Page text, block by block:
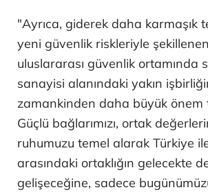
"Ayrıca, giderek daha karmaşık
yeni güvenlik riskleriyle
uluslararası güvenlik ortamında
sanayisi alanındaki yakın
zamankinden daha büyük önem
Güçlü bağlarımızı, ortak
ruhumuzu temel alarak Türkiye
arasındaki ortaklığın gelecekte
gelişeceğine, sadece